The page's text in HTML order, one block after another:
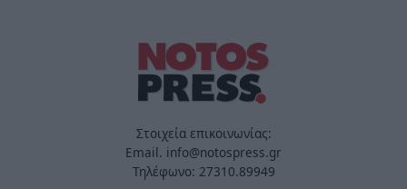
Στοιχεία επικοινωνίας:
Email. info@notospress.gr
Τηλέφωνο: 27310.89949